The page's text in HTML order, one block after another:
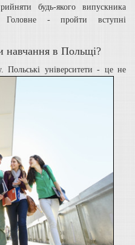
будь-якого випускника
Головне - пройти вступні
навчання в Польщі?
Польські університети - це не